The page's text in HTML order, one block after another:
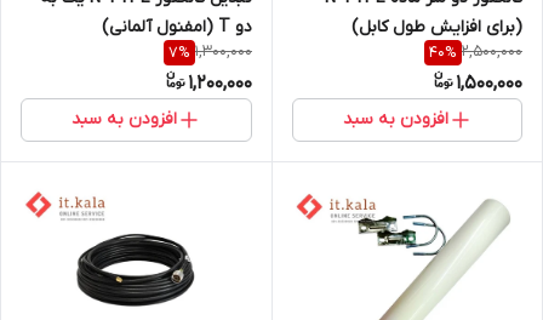
(برای افزایش طول کابل)
2,500,000
40%
1,500,000
افزودن به سبد
دو T (امفنول آلمانی)
1,300,000
7%
1,200,000
افزودن به سبد